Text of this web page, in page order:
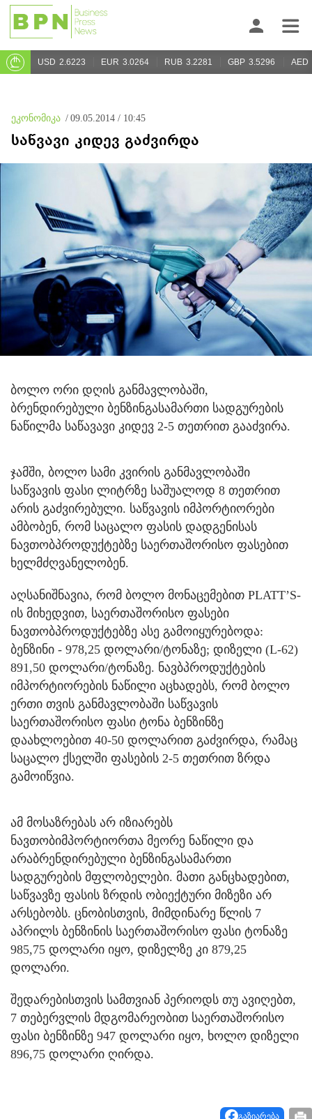
USD 2.6223 EUR 3.0264 RUB 3.2281 GBP 3.5296 AED
ეკონომიკა / 09.05.2014 / 10:45
საწვავი კიდევ გაძვირდა
ბოლო ორი დღის განმავლობაში,
ბრენდირებული ბენზინგასამართი სადგურების
ნაწილმა საწავავი კიდევ 2-5 თეთრით გააძვირა.
ჯამში, ბოლო სამი კვირის განმავლობაში
საწვავის ფასი ლიტრზე საშუალოდ 8 თეთრით
არის გაძვირებული. საწვავის იმპორტიორები
ამბობენ, რომ საცალო ფასის დადგენისას
ნავთობპროდუქტებზე საერთაშორისო ფასებით
ხელმძღვანელობენ.
აღსანიშნავია, რომ ბოლო მონაცემებით PLATT’S-
ის მიხედვით, საერთაშორისო ფასები
ნავთობპროდუქტებზე ასე გამოიყურებოდა:
ბენზინი - 978,25 დოლარი/ტონაზე; დიზელი (L-62)
891,50 დოლარი/ტონაზე. ნავბპროდუქტების
იმპორტიორების ნაწილი აცხადებს, რომ ბოლო
ერთი თვის განმავლობაში საწვავის
საერთაშორისო ფასი ტონა ბენზინზე
დაახლოებით 40-50 დოლარით გაძვირდა, რამაც
საცალო ქსელში ფასების 2-5 თეთრით ზრდა
გამოიწვია.
ამ მოსაზრებას არ იზიარებს
ნავთობიმპორტიორთა მეორე ნაწილი და
არაბრენდირებული ბენზინგასამართი
სადგურების მფლობელები. მათი განცხადებით,
საწვავზე ფასის ზრდის ობიექტური მიზეზი არ
არსებობს. ცნობისთვის, მიმდინარე წლის 7
აპრილს ბენზინის საერთაშორისო ფასი ტონაზე
985,75 დოლარი იყო, დიზელზე კი 879,25
დოლარი.
შედარებისთვის სამთვიან პერიოდს თუ ავიღებთ,
7 თებერვლის მდგომარეობით საერთაშორისო
ფასი ბენზინზე 947 დოლარი იყო, ხოლო დიზელი
896,75 დოლარი ღირდა.
გაზიარება